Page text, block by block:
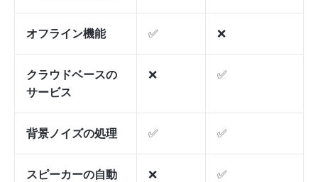
オフライン機能 ✅ ❌
クラウドベースの
サービス
❌ ✅
背景ノイズの処理 ✅ ✅
スピーカーの自動
❌ ✅